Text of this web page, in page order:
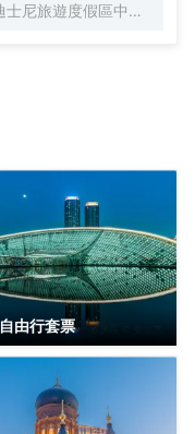
尼旅遊度假區中間
上海國際旅遊度假
可便捷到達地鐵2號
倫薩奧特萊斯購物
旗下的中端連鎖品
簡約時尚，整體風格
美，處處體現人性化
吧、精品早餐、寬敞
浦東機場接機（需預
行李聯繫當值司機
門，T2航站樓-三
車服務，送站時間
晚上第二場煙花結束
休閒、會務的理想酒
由行套票